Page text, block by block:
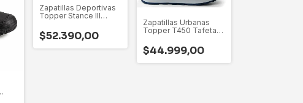
Zapatillas Deportivas
Topper Stance III
$52.390,00
Zapatillas Urbanas
Topper T450 Tafeta
$44.999,00